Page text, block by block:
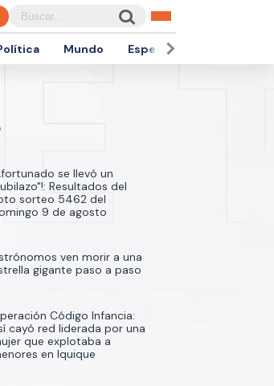
Mundo Espectáculos
se llevó un
Resultados del
sorteo 5462 del
9 de agosto
ven morir a una
gigante paso a paso
Código Infancia:
cayó red liderada por una
que explotaba a
en Iquique